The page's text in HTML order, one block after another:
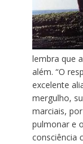
lembra que
além. “O
excelente
mergulho,
marciais,
pulmonar e
consciência